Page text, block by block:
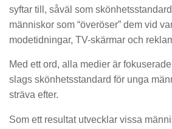
syftar till, såväl som
människor som “överöser” dem vid
modetidningar, TV-skärmar och
Med ett ord, alla medier är
slags skönhetsstandard för unga
sträva efter.
Som ett resultat utvecklar vissa